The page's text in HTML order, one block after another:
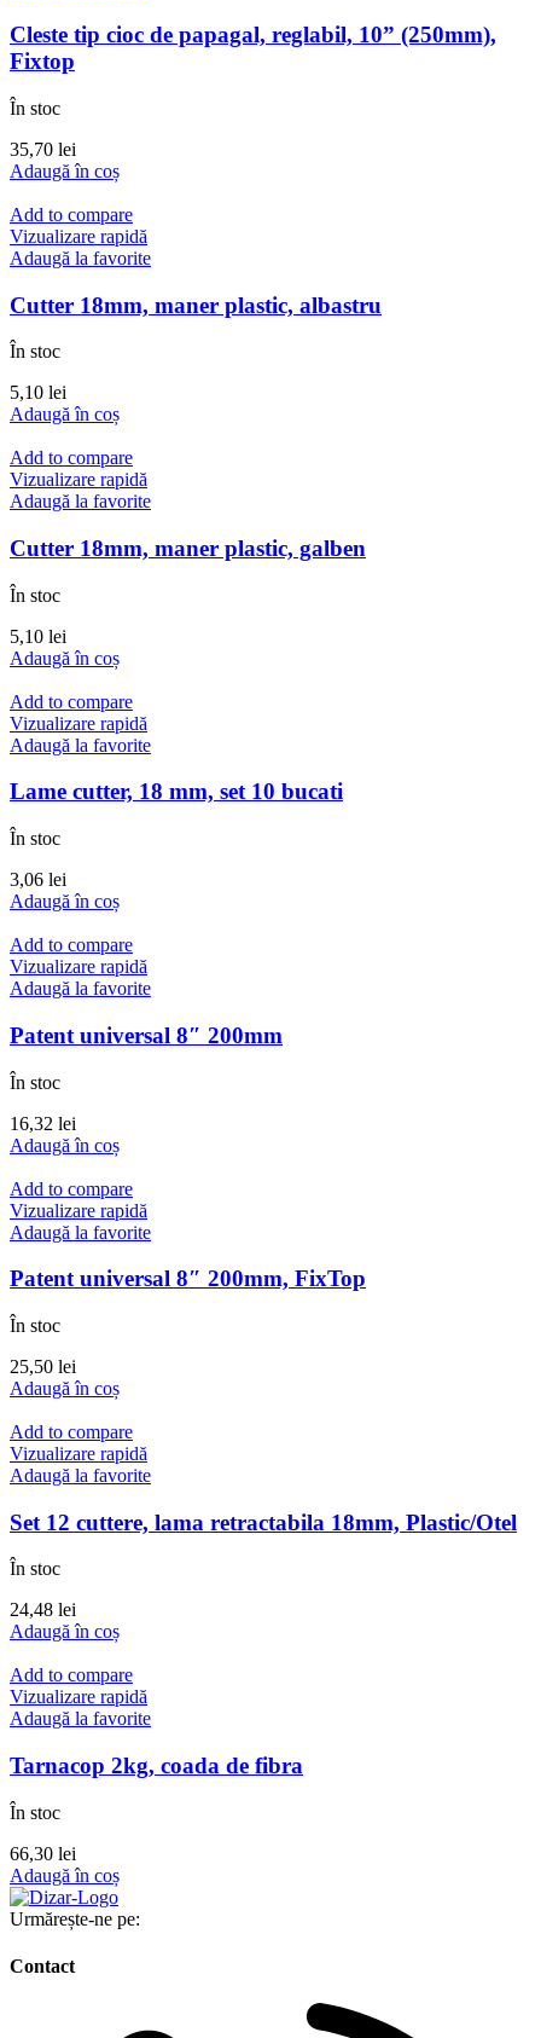
Cleste tip cioc de papagal, reglabil, 10” (250mm),
Fixtop
În stoc
35,70 lei
Adaugă în coș
Add to compare
Vizualizare rapidă
Adaugă la favorite
Cutter 18mm, maner plastic, albastru
În stoc
5,10 lei
Adaugă în coș
Add to compare
Vizualizare rapidă
Adaugă la favorite
Cutter 18mm, maner plastic, galben
În stoc
5,10 lei
Adaugă în coș
Add to compare
Vizualizare rapidă
Adaugă la favorite
Lame cutter, 18 mm, set 10 bucati
În stoc
3,06 lei
Adaugă în coș
Add to compare
Vizualizare rapidă
Adaugă la favorite
Patent universal 8″ 200mm
În stoc
16,32 lei
Adaugă în coș
Add to compare
Vizualizare rapidă
Adaugă la favorite
Patent universal 8″ 200mm, FixTop
În stoc
25,50 lei
Adaugă în coș
Add to compare
Vizualizare rapidă
Adaugă la favorite
Set 12 cuttere, lama retractabila 18mm, Plastic/Otel
În stoc
24,48 lei
Adaugă în coș
Add to compare
Vizualizare rapidă
Adaugă la favorite
Tarnacop 2kg, coada de fibra
În stoc
66,30 lei
Adaugă în coș
Urmărește-ne pe:
Contact